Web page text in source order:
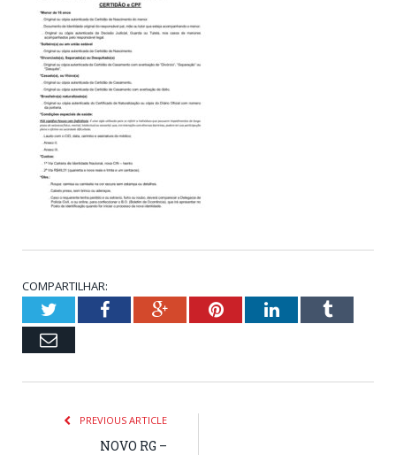
COMPARTILHAR:
TwitterFacebookGoogle+PinterestLinkedInTumblr
Email
PREVIOUS ARTICLE
NOVO RG –